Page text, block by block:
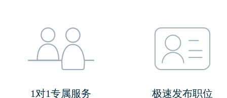
1对1专属服务 极速发布职位